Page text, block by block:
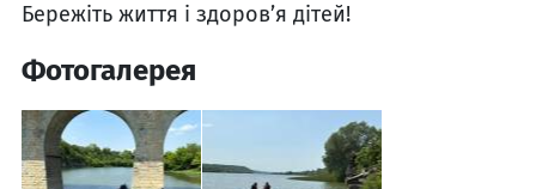
Бережіть життя і здоров’я дітей!
Фотогалерея